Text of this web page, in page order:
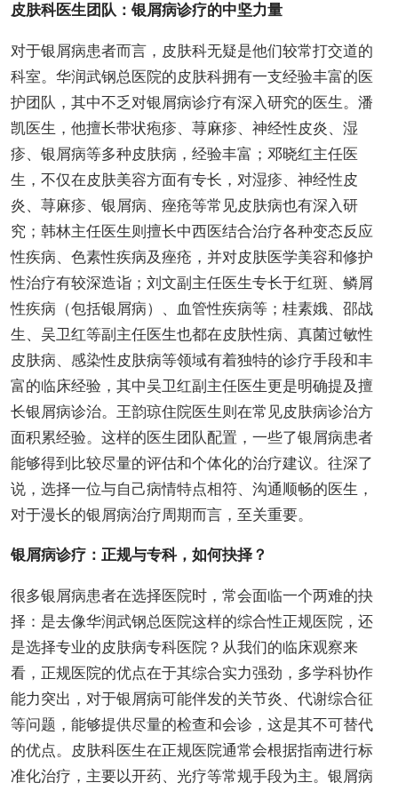
皮肤科医生团队：银屑病诊疗的中坚力量
对于银屑病患者而言，皮肤科无疑是他们较常打交道的
科室。华润武钢总医院的皮肤科拥有一支经验丰富的医
护团队，其中不乏对银屑病诊疗有深入研究的医生。潘
凯医生，他擅长带状疱疹、荨麻疹、神经性皮炎、湿
疹、银屑病等多种皮肤病，经验丰富；邓晓红主任医
生，不仅在皮肤美容方面有专长，对湿疹、神经性皮
炎、荨麻疹、银屑病、痤疮等常见皮肤病也有深入研
究；韩林主任医生则擅长中西医结合治疗各种变态反应
性疾病、色素性疾病及痤疮，并对皮肤医学美容和修护
性治疗有较深造诣；刘文副主任医生专长于红斑、鳞屑
性疾病（包括银屑病）、血管性疾病等；桂素娥、邵战
生、吴卫红等副主任医生也都在皮肤性病、真菌过敏性
皮肤病、感染性皮肤病等领域有着独特的诊疗手段和丰
富的临床经验，其中吴卫红副主任医生更是明确提及擅
长银屑病诊治。王韵琼住院医生则在常见皮肤病诊治方
面积累经验。这样的医生团队配置，一些了银屑病患者
能够得到比较尽量的评估和个体化的治疗建议。往深了
说，选择一位与自己病情特点相符、沟通顺畅的医生，
对于漫长的银屑病治疗周期而言，至关重要。
银屑病诊疗：正规与专科，如何抉择？
很多银屑病患者在选择医院时，常会面临一个两难的抉
择：是去像华润武钢总医院这样的综合性正规医院，还
是选择专业的皮肤病专科医院？从我们的临床观察来
看，正规医院的优点在于其综合实力强劲，多学科协作
能力突出，对于银屑病可能伴发的关节炎、代谢综合征
等问题，能够提供尽量的检查和会诊，这是其不可替代
的优点。皮肤科医生在正规医院通常会根据指南进行标
准化治疗，主要以开药、光疗等常规手段为主。银屑病